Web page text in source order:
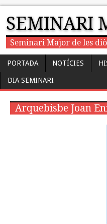
SEMINARI
Seminari Major de les
PORTADA NOTÍCIES
DIA SEMINARI
Arquebisbe Joan